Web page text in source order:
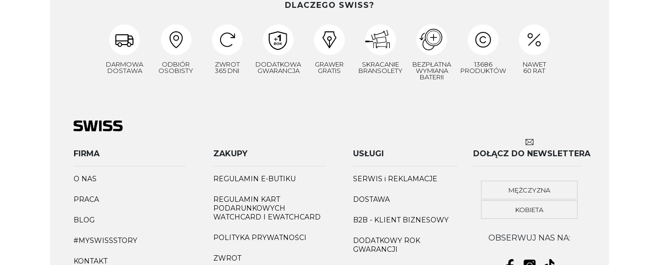
DLACZEGO SWISS?
DARMOWA
DOSTAWA
ODBIÓR
OSOBISTY
ZWROT
365 DNI
DODATKOWA
GWARANCJA
GRAWER
GRATIS
SKRACANIE
BRANSOLETY
BEZPŁATNA
WYMIANA
BATERII
13686
PRODUKTÓW
NAWET
60 RAT
FIRMA
O NAS
PRACA
BLOG
#MYSWISSSTORY
KONTAKT
ZAKUPY
REGULAMIN E-BUTIKU
REGULAMIN KART
PODARUNKOWYCH
WATCHCARD I EWATCHCARD
POLITYKA PRYWATNOŚCI
ZWROT
USŁUGI
SERWIS i REKLAMACJE
DOSTAWA
B2B - KLIENT BIZNESOWY
DODATKOWY ROK
GWARANCJI
DOŁĄCZ DO NEWSLETTERA
MĘŻCZYZNA
KOBIETA
OBSERWUJ NAS NA: